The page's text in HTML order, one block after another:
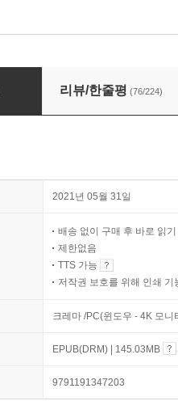
리뷰/한줄평 (76/224)
2021년 05월 31일
배송 없이 구매 후 바로 읽기
제한없음
TTS 가능
저작권 보호를 위해 인쇄 기
크레마 /PC(윈도우 - 4K 모
EPUB(DRM) | 145.03MB
9791191347203